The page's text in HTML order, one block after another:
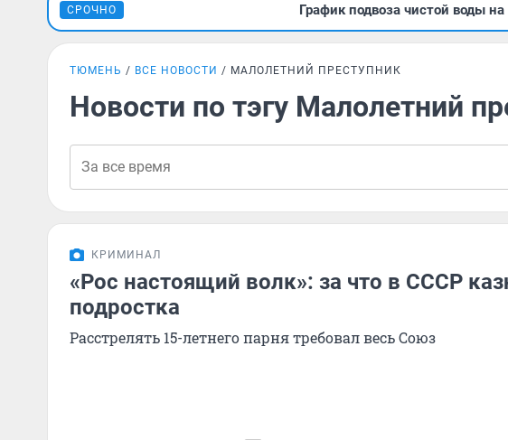
СРОЧНО График подвоза чистой воды
ТЮМЕНЬ ВСЕ НОВОСТИ МАЛОЛЕТНИЙ ПРЕСТУПНИК
Новости по тэгу Малолетний
КРИМИНАЛ
«Рос настоящий волк»: за что в СССР
подростка
Расстрелять 15-летнего парня требовал весь Союз